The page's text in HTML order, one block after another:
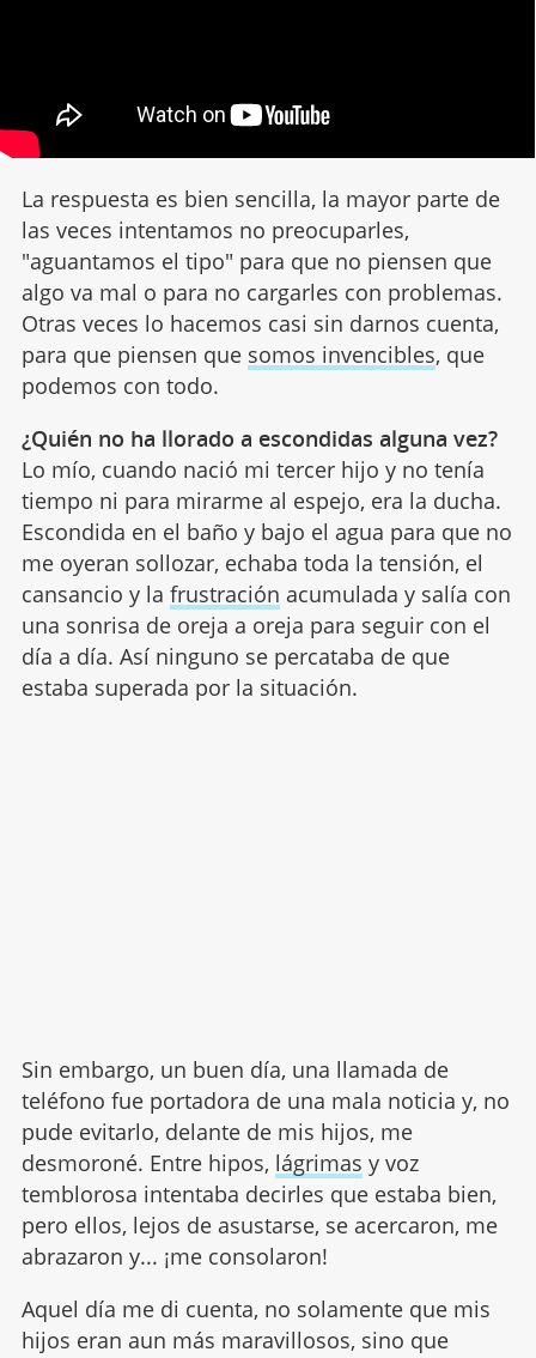
La respuesta es bien sencilla, la mayor parte de
las veces intentamos no preocuparles,
"aguantamos el tipo" para que no piensen que
algo va mal o para no cargarles con problemas.
Otras veces lo hacemos casi sin darnos cuenta,
para que piensen que somos invencibles, que
podemos con todo.
¿Quién no ha llorado a escondidas alguna vez?
Lo mío, cuando nació mi tercer hijo y no tenía
tiempo ni para mirarme al espejo, era la ducha.
Escondida en el baño y bajo el agua para que no
me oyeran sollozar, echaba toda la tensión, el
cansancio y la frustración acumulada y salía con
una sonrisa de oreja a oreja para seguir con el
día a día. Así ninguno se percataba de que
estaba superada por la situación.
Sin embargo, un buen día, una llamada de
teléfono fue portadora de una mala noticia y, no
pude evitarlo, delante de mis hijos, me
desmoroné. Entre hipos, lágrimas y voz
temblorosa intentaba decirles que estaba bien,
pero ellos, lejos de asustarse, se acercaron, me
abrazaron y... ¡me consolaron!
Aquel día me di cuenta, no solamente que mis
hijos eran aun más maravillosos, sino que